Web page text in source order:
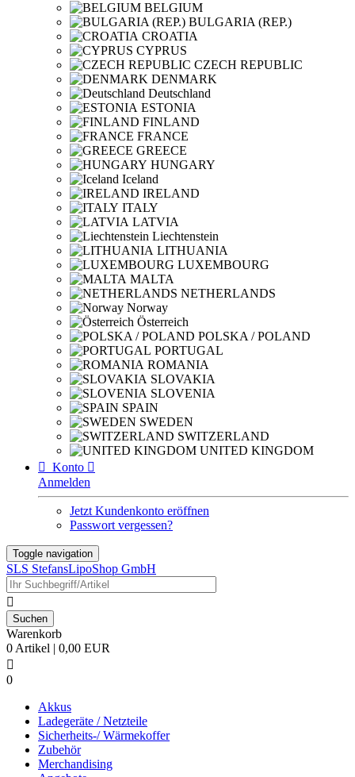
BELGIUM
BULGARIA (REP.)
CROATIA
CYPRUS
CZECH REPUBLIC
DENMARK
Deutschland
ESTONIA
FINLAND
FRANCE
GREECE
HUNGARY
Iceland
IRELAND
ITALY
LATVIA
Liechtenstein
LITHUANIA
LUXEMBOURG
MALTA
NETHERLANDS
Norway
Österreich
POLSKA / POLAND
PORTUGAL
ROMANIA
SLOVAKIA
SLOVENIA
SPAIN
SWEDEN
SWITZERLAND
UNITED KINGDOM
 Konto 
Anmelden
Jetzt Kundenkonto eröffnen
Passwort vergessen?
Toggle navigation
SLS StefansLipoShop GmbH

Warenkorb
0 Artikel | 0,00 EUR

0
Akkus
Ladegeräte / Netzteile
Sicherheits-/ Wärmekoffer
Zubehör
Merchandising